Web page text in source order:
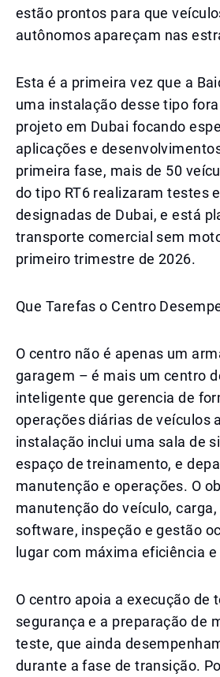
estão prontos para que
autônomos apareçam nas
Esta é a primeira vez que a
uma instalação desse tipo
projeto em Dubai focando
aplicações e
primeira fase, mais de 50
do tipo RT6 realizaram testes
designadas de Dubai, e está
transporte comercial sem
primeiro trimestre de 2026.
Que Tarefas o Centro
O centro não é apenas um
garagem – é mais um centro
inteligente que gerencia de
operações diárias de veículos
instalação inclui uma sala de
espaço de treinamento, e
manutenção e operações. O
manutenção do veículo,
software, inspeção e gestão
lugar com máxima eficiência
O centro apoia a execução de
segurança e a preparação de
teste, que ainda
durante a fase de transição.